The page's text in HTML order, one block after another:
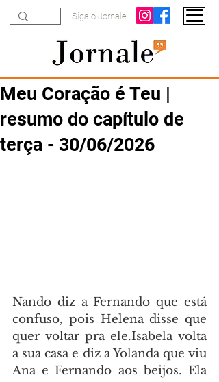
Siga o Jornale
Meu Coração é Teu |
resumo do capítulo de
terça - 30/06/2026
Nando diz a Fernando que está
confuso, pois Helena disse que
quer voltar pra ele.Isabela volta
a sua casa e diz a Yolanda que viu
Ana e Fernando aos beijos. Ela